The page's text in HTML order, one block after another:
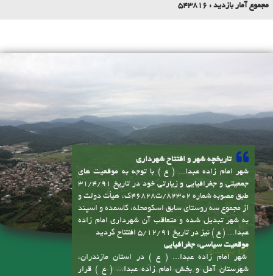
مجموع آمار بازدید : 543816
تاریخچه شهر و افتتاح شهرداری
شهر امام زاده عبدا... ( ع ) با توجه به موقعیت های
جمعیتی و جغرافیایی و زیارتی خود در تاریخ 31/4/91
طبق مصوبه شماره 82302/ت46828ک، هیأت دولت و
از مجموع سه روستای سابق اسکومحله، کاسمده و اسپند
به شهر تبدیل شده و متعاقب آن شهرداری امام زاده
عبدا... ( ع ) نیز در تاریخ 5/12/91 افتتاح گردید
موقعیت سیاسی، جغرافیایی
شهر امام زاده عبدا... ( ع ) در استان مازندران،
شهرستان آمل و بخش امام زاده عبدا... ( ع ) قرار
پیوندها
سامانه انتشار و دسترسی آزاد به اطلاعات